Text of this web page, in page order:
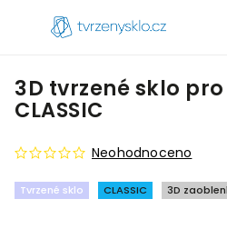
3D tvrzené sklo pro
CLASSIC
Tvrzené sklo CLASSIC 3D
Neohodnoceno